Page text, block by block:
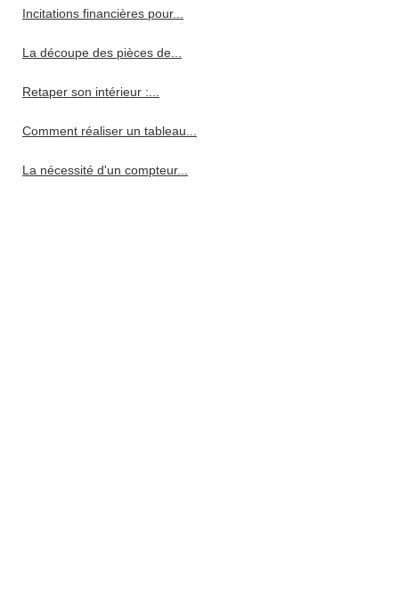
Incitations financières pour...
La découpe des pièces de...
Retaper son intérieur :...
Comment réaliser un tableau...
La nécessité d'un compteur...